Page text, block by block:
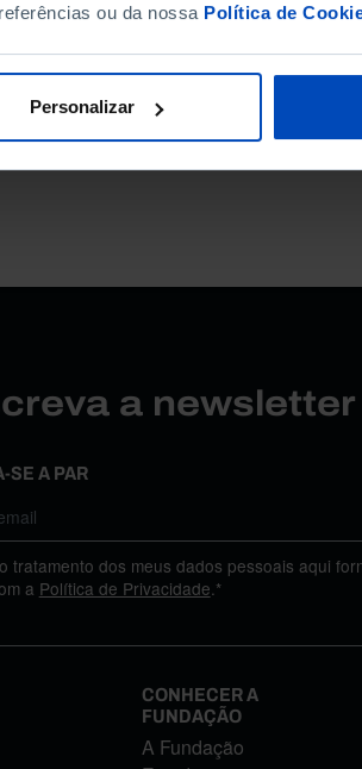
ou da nossa Política de
Personalizar
a
SE A PAR
tratamento dos meus dados pessoais aqui
a Política de Privacidade.*
CONHECER A
FUNDAÇÃO
A Fundação